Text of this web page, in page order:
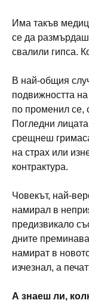
Има такъв
се да размърдаш
свалили гипса.
В най-общия
подвижността
по променил се,
Погледни
срещнеш
на страх или
контрактура.
Човекът, най-
намирал в
предизвикало
дните
намират в
изчезнал, а
А знаеш ли,